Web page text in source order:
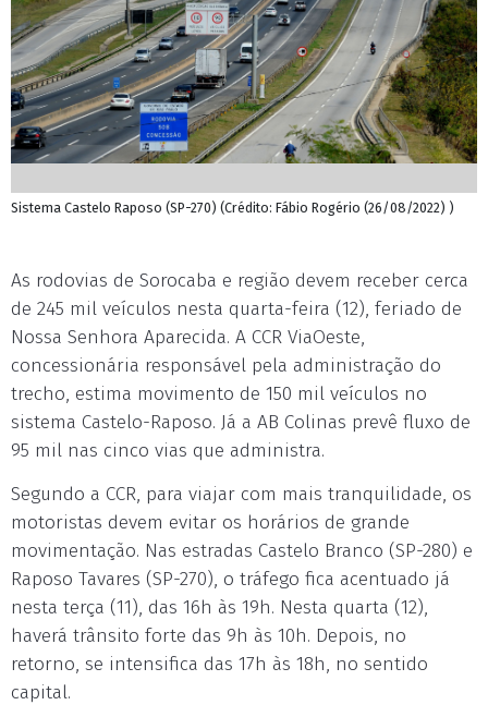
Sistema Castelo Raposo (SP-270) (Crédito: Fábio Rogério (26/08/2022) )
As rodovias de Sorocaba e região devem receber cerca
de 245 mil veículos nesta quarta-feira (12), feriado de
Nossa Senhora Aparecida. A CCR ViaOeste,
concessionária responsável pela administração do
trecho, estima movimento de 150 mil veículos no
sistema Castelo-Raposo. Já a AB Colinas prevê fluxo de
95 mil nas cinco vias que administra.
Segundo a CCR, para viajar com mais tranquilidade, os
motoristas devem evitar os horários de grande
movimentação. Nas estradas Castelo Branco (SP-280) e
Raposo Tavares (SP-270), o tráfego fica acentuado já
nesta terça (11), das 16h às 19h. Nesta quarta (12),
haverá trânsito forte das 9h às 10h. Depois, no
retorno, se intensifica das 17h às 18h, no sentido
capital.